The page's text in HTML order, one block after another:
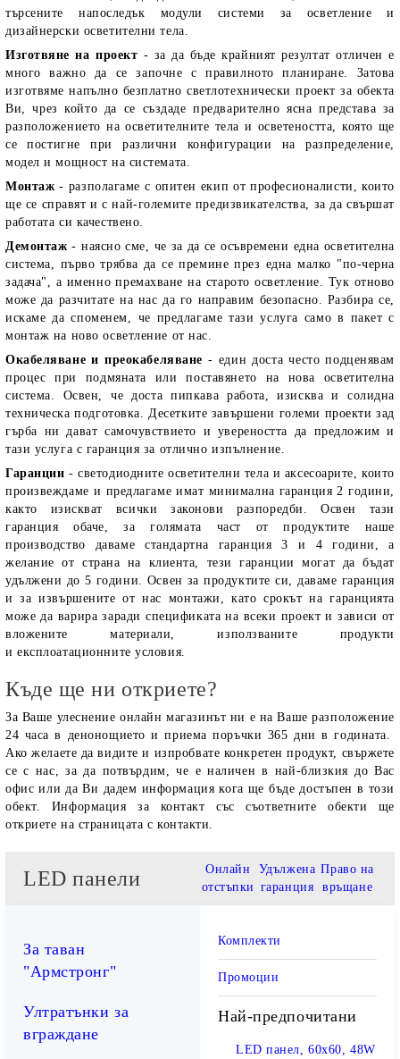
търсените напоследък модули системи за осветление и
дизайнерски осветителни тела.
Изготвяне на проект - за да бъде крайният резултат отличен е
много важно да се започне с правилното планиране. Затова
изготвяме напълно безплатно светлотехнически проект за обекта
Ви, чрез който да се създаде предварително ясна представа за
разположението на осветителните тела и осветеността, която ще
се постигне при различни конфигурации на разпределение,
модел и мощност на системата.
Монтаж - разполагаме с опитен екип от професионалисти, които
ще се справят и с най-големите предизвикателства, за да свършат
работата си качествено.
Демонтаж - наясно сме, че за да се осъвремени една осветителна
система, първо трябва да се премине през една малко "по-черна
задача", а именно премахване на старото осветление. Тук отново
може да разчитате на нас да го направим безопасно. Разбира се,
искаме да споменем, че предлагаме тази услуга само в пакет с
монтаж на ново осветление от нас.
Окабеляване и преокабеляване - един доста често подценявам
процес при подмяната или поставянето на нова осветителна
система. Освен, че доста пипкава работа, изисква и солидна
техническа подготовка. Десетките завършени големи проекти зад
гърба ни дават самочувствието и увереността да предложим и
тази услуга с гаранция за отлично изпълнение.
Гаранции - светодиодните осветителни тела и аксесоарите, които
произвеждаме и предлагаме имат минимална гаранция 2 години,
както изискват всички законови разпоредби. Освен тази
гаранция обаче, за голямата част от продуктите наше
производство даваме стандартна гаранция 3 и 4 години, а
желание от страна на клиента, тези гаранции могат да бъдат
удължени до 5 години. Освен за продуктите си, даваме гаранция
и за извършените от нас монтажи, като срокът на гаранцията
може да варира заради спецификата на всеки проект и зависи от
вложените материали, използваните продукти
и експлоатационните условия.
Къде ще ни откриете?
За Ваше улеснение онлайн магазинът ни е на Ваше разположение
24 часа в денонощието и приема поръчки 365 дни в годината.
Ако желаете да видите и изпробвате конкретен продукт, свържете
се с нас, за да потвърдим, че е наличен в най-близкия до Вас
офис или да Ви дадем информация кога ще бъде достъпен в този
обект. Информация за контакт със съответните обекти ще
откриете на страницата с контакти.
LED панели
Онлайн
отстъпки
Удължена
гаранция
Право на
връщане
За таван
"Армстронг"
Ултратънки за
вграждане
Комплекти
Промоции
Най-предпочитани
LED панел, 60х60, 48W